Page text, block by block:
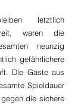
letztlich
waren die
neunzig
gefährlichere
Die Gäste aus
Spieldauer
die sichere